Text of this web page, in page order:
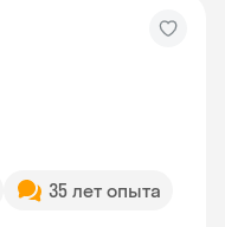
35 лет опыта